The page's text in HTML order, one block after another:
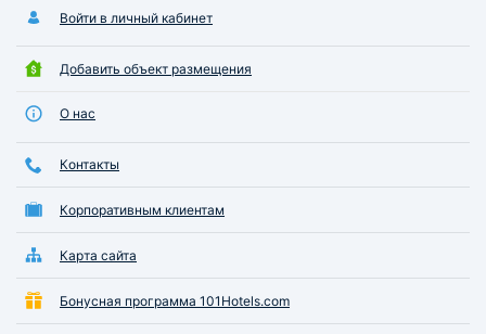
Войти в личный кабинет
Добавить объект размещения
О нас
Контакты
Корпоративным клиентам
Карта сайта
Бонусная программа 101Hotels.com